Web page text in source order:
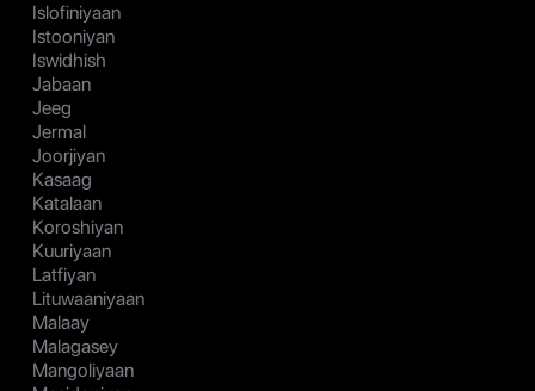
Islofiniyaan
Istooniyan
Iswidhish
Jabaan
Jeeg
Jermal
Joorjiyan
Kasaag
Katalaan
Koroshiyan
Kuuriyaan
Latfiyan
Lituwaaniyaan
Malaay
Malagasey
Mangoliyaan